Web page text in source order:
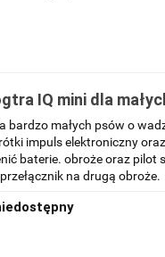
IQ mini dla
bardzo małych psów o
impuls elektroniczny
baterie. obroże oraz pilot
na drugą obroże.